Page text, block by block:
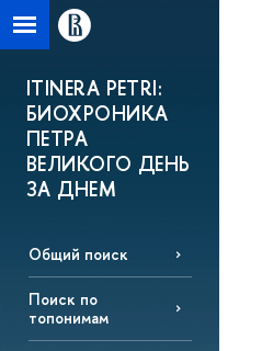
ITINERA PETRI:
БИОХРОНИКА
ПЕТРА
ВЕЛИКОГО ДЕНЬ
ЗА ДНЕМ
Общий поиск
Поиск по
топонимам